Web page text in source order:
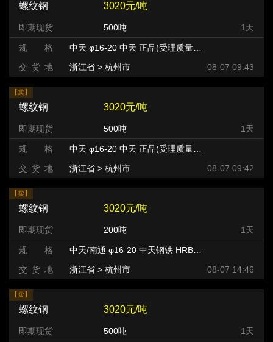
螺纹钢 3020元/吨
即期现货 500吨 1天
规 格
中天 φ16-20 中天 正品(受理质量异议) HRB400
交 货 地
浙江省 > 杭州市 > 08-07 09:43
【卖】
螺纹钢 3020元/吨
即期现货 500吨 1天
规 格
中天 φ16-20 中天 正品(受理质量异议) HRB400
交 货 地
浙江省 > 杭州市 > 08-07 09:42
【卖】
螺纹钢 3020元/吨
即期现货 200吨 1天
规 格
中天/南通 φ16-20 中天钢铁 HRB400
交 货 地
浙江省 > 杭州市 > 08-07 14:46
【卖】
螺纹钢 3020元/吨
即期现货 500吨 1天